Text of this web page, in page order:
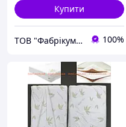
Купити
ТОВ "Фабрікум" - магазин ортопедичних матрасів 100%